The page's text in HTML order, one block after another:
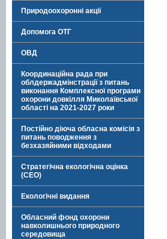
Природоохоронні акції
Допомога ОТГ
ОВД
Координаційна рада при
облдержадмінстрації з питань
виконання Комплексної програми
охорони довкілля Миколаївської
області на 2021-2027 роки
Постійно діюча обласна комісія з
питань поводження з
безхазяйними відходами
Стратегічна екологічна оцінка
(СЕО)
Екологічні видання
Обласний фонд охорони
навколишнього природного
середовища